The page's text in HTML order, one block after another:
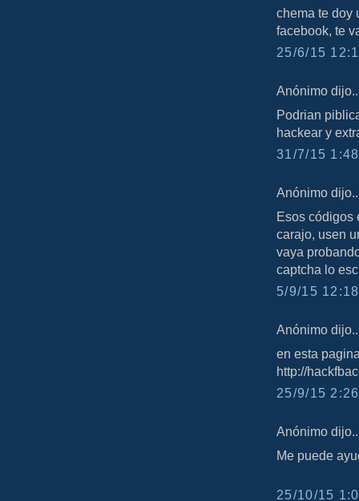
chema te doy
facebook, te
25/6/15
Anónimo
Podrian
hackear y
31/7/15
Anónimo
Esos códigos
carajo, usen
vaya
captcha lo
5/9/15
Anónimo
en esta
http://
25/9/15
Anónimo
Me puede
25/10/15